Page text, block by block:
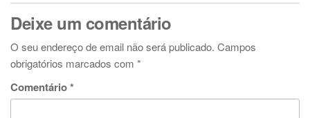
Deixe um comentário
O seu endereço de email não será publicado. Campos
obrigatórios marcados com *
Comentário*